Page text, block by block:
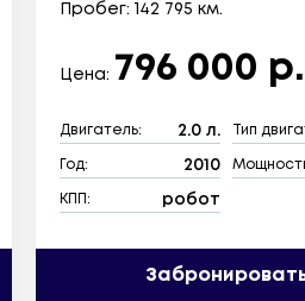
Пробег: 142 795 км.
Цена: 796 000 р.
Двигатель: 2.0 л. Тип
Год: 2010
КПП: робот